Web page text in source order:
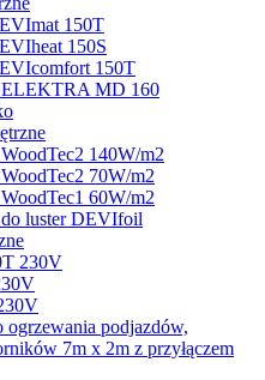
150T
150S
150T
ELEKTRA MD 160
140W/m2
70W/m2
60W/m2
luster DEVIfoil
230V
ogrzewania podjazdów,
7m x 2m z przyłączem